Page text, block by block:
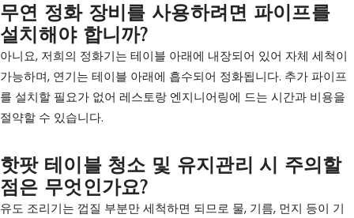
무연 정화 장비를 사용하려면 파이프를
설치해야 합니까?
아니요, 저희의 정화기는 테이블 아래에 내장되어 있어 자체 세척이
가능하며, 연기는 테이블 아래에 흡수되어 정화됩니다. 추가 파이프
를 설치할 필요가 없어 레스토랑 엔지니어링에 드는 시간과 비용을
절약할 수 있습니다.
핫팟 테이블 청소 및 유지관리 시 주의할
점은 무엇인가요?
유도 조리기는 껍질 부분만 세척하면 되므로 물, 기름, 먼지 등이 기